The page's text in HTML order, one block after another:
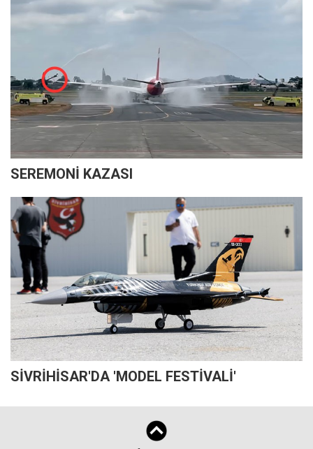
SEREMONİ KAZASI
SİVRİHİSAR'DA 'MODEL FESTİVALİ'